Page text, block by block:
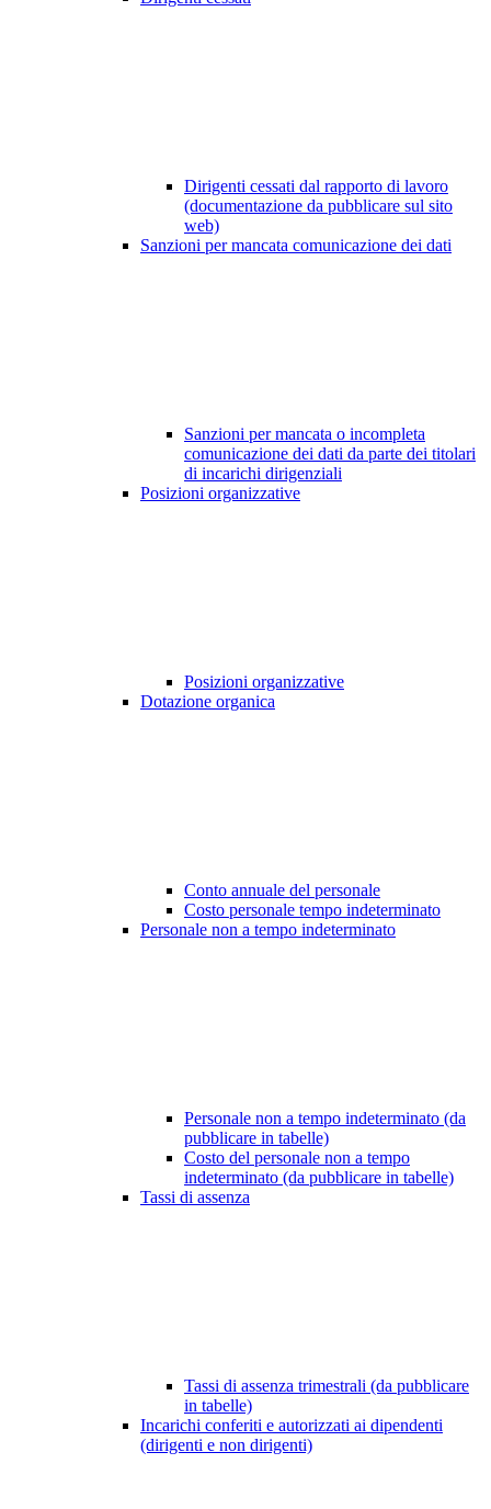
Dirigenti cessati dal rapporto di lavoro
(documentazione da pubblicare sul sito
web)
Sanzioni per mancata comunicazione dei dati
Sanzioni per mancata o incompleta
comunicazione dei dati da parte dei titolari
di incarichi dirigenziali
Posizioni organizzative
Posizioni organizzative
Dotazione organica
Conto annuale del personale
Costo personale tempo indeterminato
Personale non a tempo indeterminato
Personale non a tempo indeterminato (da
pubblicare in tabelle)
Costo del personale non a tempo
indeterminato (da pubblicare in tabelle)
Tassi di assenza
Tassi di assenza trimestrali (da pubblicare
in tabelle)
Incarichi conferiti e autorizzati ai dipendenti
(dirigenti e non dirigenti)